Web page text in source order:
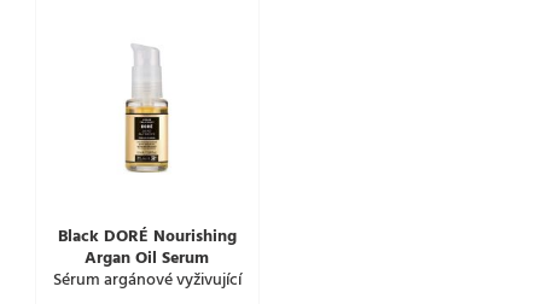
Black DORÉ Nourishing
Argan Oil Serum
Sérum argánové vyživující